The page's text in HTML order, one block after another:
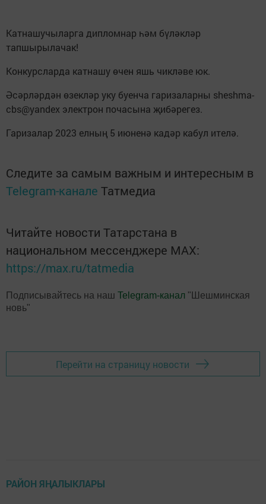
Катнашучыларга дипломнар һәм бүләкләр
тапшырылачак!
Конкурсларда катнашу өчен яшь чикләве юк.
Әсәрләрдән өзекләр уку буенча гаризаларны sheshma-
cbs@yandex электрон почасына җибәрегез.
Гаризалар 2023 елның 5 июненә кадәр кабул ителә.
Следите за самым важным и интересным в
Telegram-канале Татмедиа
Читайте новости Татарстана в
национальном мессенджере MАХ:
https://max.ru/tatmedia
Подписывайтесь на наш Telegram-канал "Шешминская
новь"
Перейти на страницу новости
РАЙОН ЯҢАЛЫКЛАРЫ